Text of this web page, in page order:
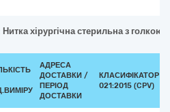
хірургічна стерильна з
АДРЕСА
ДОСТАВКИ /
ПЕРІОД
ДОСТАВКИ
КЛАСИФІКАТОР
021:2015 (CPV)